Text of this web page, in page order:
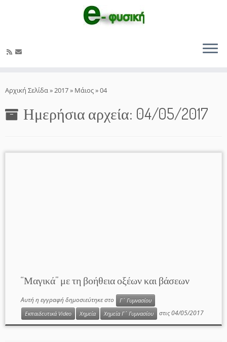
στο
Αρχική Σελίδα»2017» Μάιος»04
Ημερήσια αρχεία: 04/05/2017
“Μαγικά” με τη βοήθεια οξέων και βάσεων
Αυτή η εγγραφή δημοσιεύτηκε στο
Γ΄ Γυμνασίου
Εκπαιδευτικά Video
Χημεία Χημεία Γ΄ Γυμνασίου στις04/05/2017